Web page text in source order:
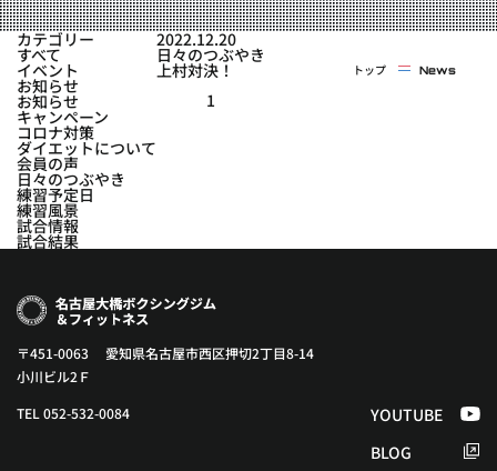
料金システム
選手紹介
よくある質問
フィットネスコース
料金システム
ビフォーアフター
YOUTUBE BLOG
トップ News
カテゴリー
すべて
イベント
お知らせ
お知らせ
キャンペーン
コロナ対策
ダイエットについて
会員の声
日々のつぶやき
練習予定日
練習風景
試合情報
試合結果
2022.12.20
日々のつぶやき
上村対決！
1
〒451-0063 愛知県名古屋市西区押切2丁目8-14
小川ビル2Ｆ
TEL 052-532-0084
YOUTUBE
BLOG